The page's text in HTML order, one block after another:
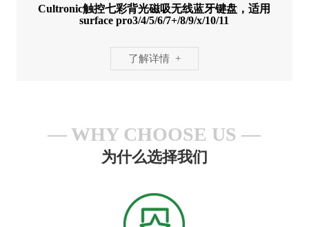
Cultronic触控七彩背光磁吸无线蓝牙键盘，适用
surface pro3/4/5/6/7+/8/9/x/10/11
了解详情 +
WHY CHOOSE US
为什么选择我们